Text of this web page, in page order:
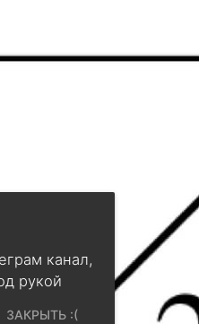
канал,
рукой
ЗАКРЫТЬ :(